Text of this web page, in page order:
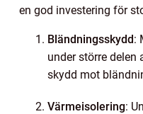
en god investering för
Bländningsskydd:
under större
skydd mot
Värmeisolering: